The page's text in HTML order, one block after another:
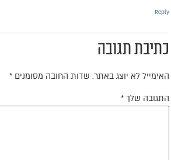
תגובה
לא יוצג באתר. שדות החובה מסומנים
שלך*